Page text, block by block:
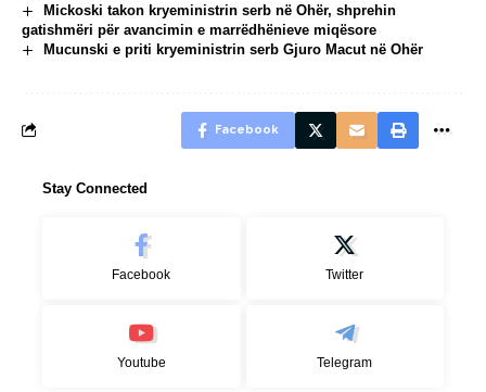
Mickoski takon kryeministrin serb në Ohër, shprehin
gatishmëri për avancimin e marrëdhënieve miqësore
Mucunski e priti kryeministrin serb Gjuro Macut në Ohër
Facebook
Stay Connected
Facebook Twitter
Youtube Telegram